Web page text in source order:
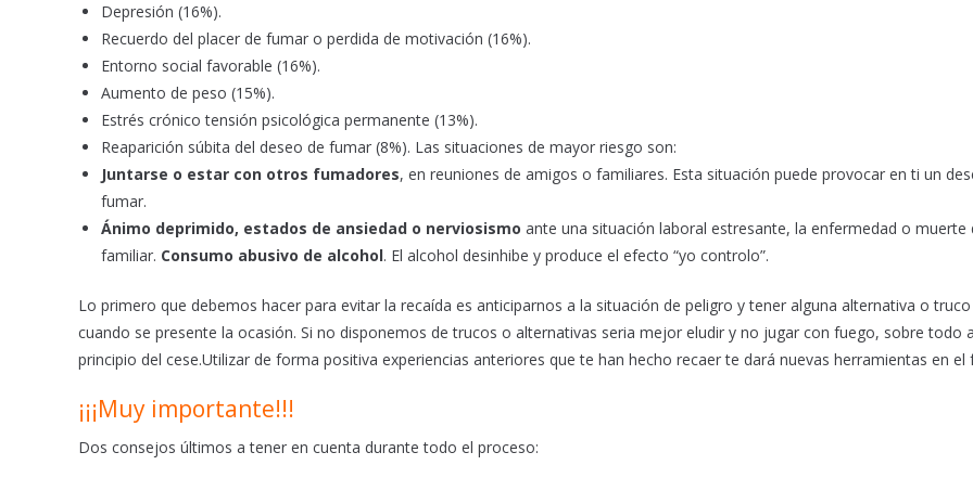
Depresión (16%).
Recuerdo del placer de fumar o perdida de motivación (16%).
Entorno social favorable (16%).
Aumento de peso (15%).
Estrés crónico tensión psicológica permanente (13%).
Reaparición súbita del deseo de fumar (8%). Las situaciones de mayor riesgo son:
Juntarse o estar con otros fumadores, en reuniones de amigos o familiares. Esta situación puede provocar en ti un
fumar.
Ánimo deprimido, estados de ansiedad o nerviosismo ante una situación laboral estresante, la enfermedad o muerte
familiar. Consumo abusivo de alcohol. El alcohol desinhibe y produce el efecto “yo controlo”.
Lo primero que debemos hacer para evitar la recaída es anticiparnos a la situación de peligro y tener alguna alternativa o
cuando se presente la ocasión. Si no disponemos de trucos o alternativas seria mejor eludir y no jugar con fuego, sobre todo
principio del cese.Utilizar de forma positiva experiencias anteriores que te han hecho recaer te dará nuevas herramientas en el
¡¡¡Muy importante!!!
Dos consejos últimos a tener en cuenta durante todo el proceso: